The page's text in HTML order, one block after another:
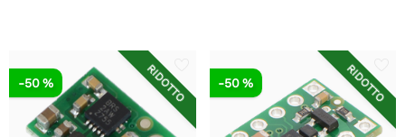
RIDOTTO
-50 % RIDOTTO
-50 %